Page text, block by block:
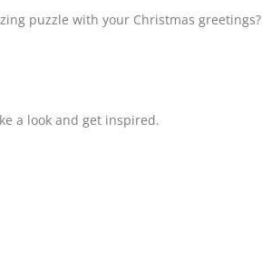
puzzle with your Christmas greetings?
a look and get inspired.